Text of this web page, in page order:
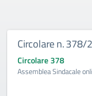
Circolare n. 378/
Circolare 378
Assemblea Sindacale